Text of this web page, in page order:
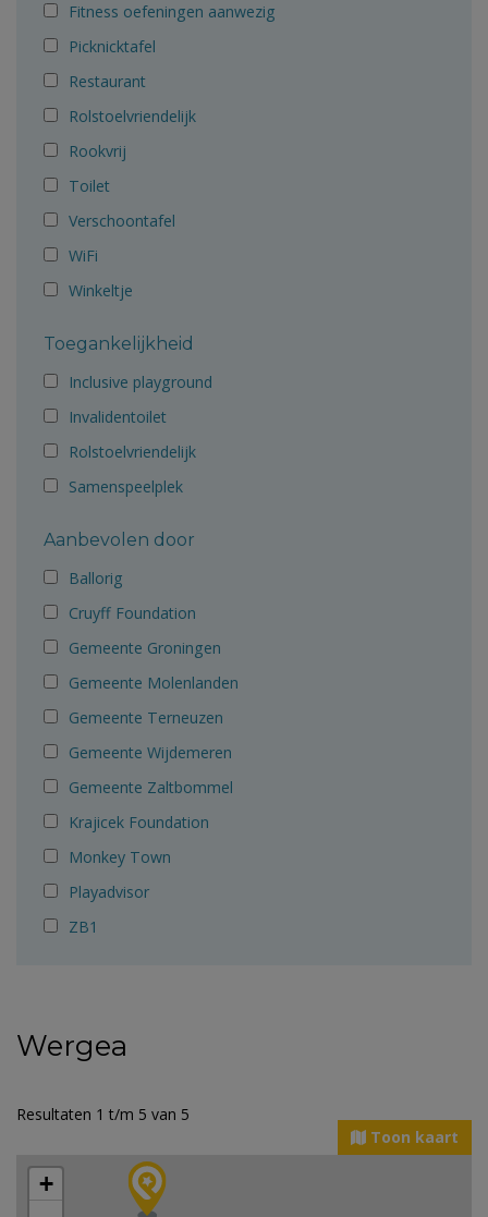
Fitness oefeningen aanwezig
Picknicktafel
Restaurant
Rolstoelvriendelijk
Rookvrij
Toilet
Verschoontafel
WiFi
Winkeltje
Toegankelijkheid
Inclusive playground
Invalidentoilet
Rolstoelvriendelijk
Samenspeelplek
Aanbevolen door
Ballorig
Cruyff Foundation
Gemeente Groningen
Gemeente Molenlanden
Gemeente Terneuzen
Gemeente Wijdemeren
Gemeente Zaltbommel
Krajicek Foundation
Monkey Town
Playadvisor
ZB1
Wergea
Resultaten 1 t/m 5 van 5
Toon kaart
+